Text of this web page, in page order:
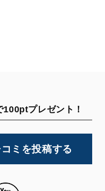
プレゼント！
ミを投稿する